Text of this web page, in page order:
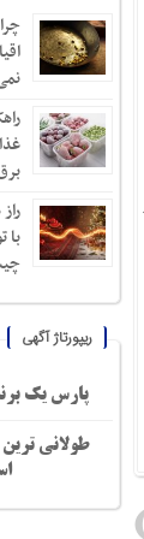
با
ریپورتاژ آگهی
پارس یک
طولانی ترین